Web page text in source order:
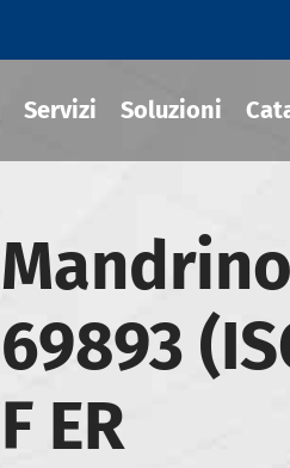
Servizi Soluzioni
69893
F ER